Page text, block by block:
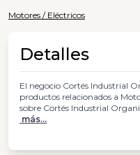
Motores / Eléctricos
Detalles
El negocio Cortés Industrial
productos relacionados a
sobre Cortés Industrial
más...